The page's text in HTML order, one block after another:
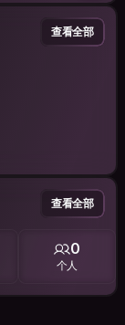
查看全部
查看全部
0
个人